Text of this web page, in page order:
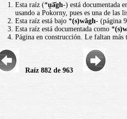
Esta raíz (*u̯ā̆gh-) está documentada
usando a Pokorny, pues es una de las
Esta raíz está bajo *(s)wăgh- (página
Esta raíz está documentada como *
Página en construcción. Le faltan
Raíz 882 de 963